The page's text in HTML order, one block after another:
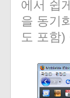
에서 쉽
을 동기
도 포함